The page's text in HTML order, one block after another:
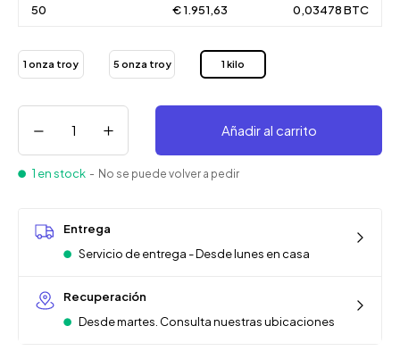
50 € 1.951,63 0,03478 BTC
1 onza troy 5 onza troy 1 kilo
Añadir al carrito
1 en stock - No se puede volver a pedir
Entrega
Servicio de entrega - Desde lunes en casa
Recuperación
Desde martes. Consulta nuestras ubicaciones